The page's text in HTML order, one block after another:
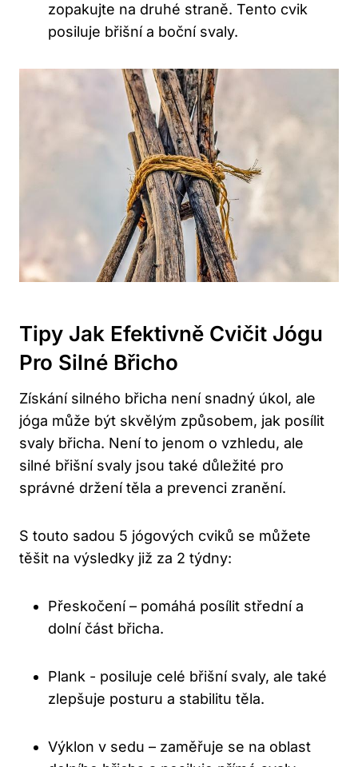
zopakujte na druhé straně. Tento cvik
⁢posiluje břišní a boční svaly.
Tipy Jak Efektivně Cvičit Jógu⁣
Pro⁢ Silné Břicho
Získání silného břicha není⁤ snadný úkol,⁣ ale
‌jóga může být skvělým způsobem, jak posílit
svaly břicha. Není to jenom o vzhledu, ale
silné břišní⁣ svaly jsou také důležité pro
správné‌ držení těla a prevenci zranění.
S touto sadou 5 jógových cviků ‍se ‌můžete
těšit‍ na výsledky již za 2 týdny:
Přeskočení – ⁢pomáhá posílit střední‍ a
dolní⁣ část břicha.
Plank -​ posiluje celé břišní svaly, ale také⁢
zlepšuje posturu a stabilitu těla.
Výklon‍ v sedu – zaměřuje⁣ se​ na oblast